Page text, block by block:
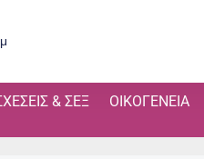
& ΣΕΞ ΟΙΚΟΓΈΝΕΙΑ